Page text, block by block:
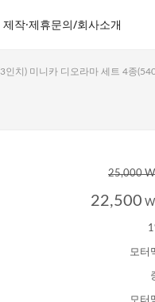
제작·제휴문의/회사소개
인치) 미니카 디오라마 세트 4종
25,000
22,500
모터